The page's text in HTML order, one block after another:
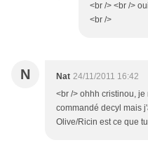
<br /> <br />
<br />
N Nat 24/11/2011 16:42
<br /> ohhh cristinou,
commandé decyl mais
Olive/Ricin est ce que